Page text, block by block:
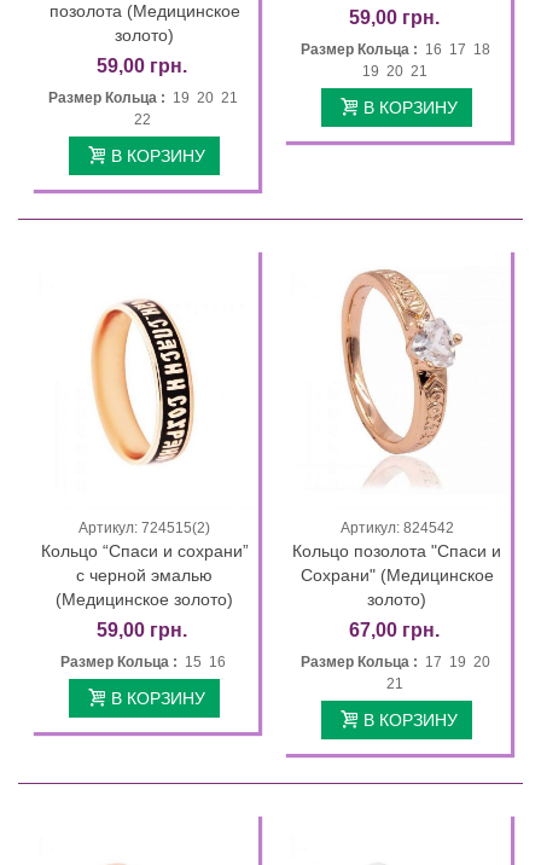
позолота (Медицинское
золото)
59,00 грн.
Размер Кольца : 19 20 21
22
В КОРЗИНУ
59,00 грн.
Размер Кольца : 16 17 18
19 20 21
В КОРЗИНУ
Артикул: 724515(2)
Кольцо “Спаси и сохрани”
с черной эмалью
(Медицинское золото)
59,00 грн.
Размер Кольца : 15 16
В КОРЗИНУ
Артикул: 824542
Кольцо позолота "Спаси и
Сохрани" (Медицинское
золото)
67,00 грн.
Размер Кольца : 17 19 20
21
В КОРЗИНУ